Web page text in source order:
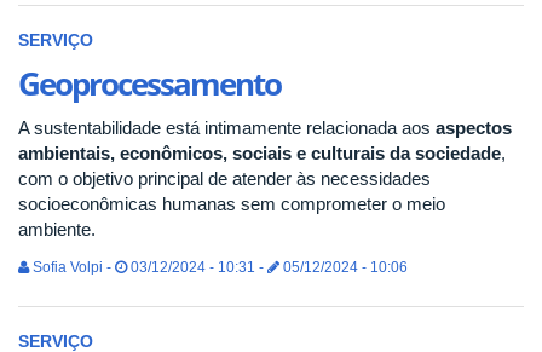
SERVIÇO
Geoprocessamento
A sustentabilidade está intimamente relacionada aos aspectos
ambientais, econômicos, sociais e culturais da sociedade,
com o objetivo principal de atender às necessidades
socioeconômicas humanas sem comprometer o meio
ambiente.
Sofia Volpi - 03/12/2024 - 10:31 - 05/12/2024 - 10:06
SERVIÇO